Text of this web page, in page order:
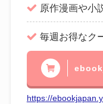
原作漫画や小
毎週お得なク
https://